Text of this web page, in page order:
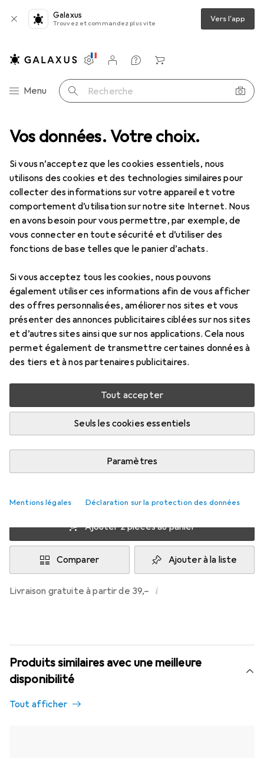
Vos données. Votre choix.
Si vous n’acceptez que les cookies essentiels, nous
utilisons des cookies et des technologies similaires pour
collecter des informations sur votre appareil et votre
comportement d’utilisation sur notre site Internet. Nous
en avons besoin pour vous permettre, par exemple, de
vous connecter en toute sécurité et d’utiliser des
fonctions de base telles que le panier d’achats.
Si vous acceptez tous les cookies, nous pouvons
également utiliser ces informations afin de vous afficher
des offres personnalisées, améliorer nos sites et vous
présenter des annonces publicitaires ciblées sur nos sites
et d’autres sites ainsi que sur nos applications. Cela nous
permet également de transmettre certaines données à
des tiers et à nos partenaires publicitaires.
Tout accepter
Seuls les cookies essentiels
Paramètres
Mentions légales Déclaration sur la protection des données
Galaxus
Trouvez et commandez plus vite Vers l'app
Navigation par catégorie
Menu Recherche
Paramètres
Compte client
Listes de comparaison
Listes d'envies
Panier
Chargeurs Câble USB StarTech USB A – USB Micro B
4 images
REMISE QUANTITATIVE
USB A – USB Micro B
0.13 m, USB 2.0
Prix en EUR TVA incl.
EUR
10,90 économisez EUR
2,06
59
Évaluations Marque
Plus de produits StarTech
Livré entre jeu, 20/8 et sam, 22/8
9 pièces en stock chez le fournisseur
M'informer si le produit est disponible plus tôt
EUR
11,93
EUR
10,90
3 pièces
EUR
10,42
EUR
9,90
Ajouter 2 pièces au panier
Comparer Ajouter à la liste
Livraison gratuite à partir de 39,– i
Produits similaires avec une meilleure
disponibilité
Tout afficher